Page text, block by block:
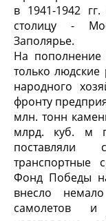
в 1941-1942
столицу -
Заполярье.
На
только
народного
фронту
млн. тонн
млрд. куб. м
поставляли
транспортные
Фонд Победы
внесло
самолетов